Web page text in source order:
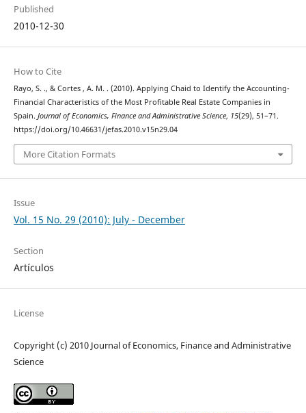
Published
2010-12-30
How to Cite
Rayo, S. ., & Cortes , A. M. . (2010). Applying Chaid to Identify the Accounting-
Financial Characteristics of the Most Profitable Real Estate Companies in
Spain. Journal of Economics, Finance and Administrative Science, 15(29), 51–71.
https://doi.org/10.46631/jefas.2010.v15n29.04
More Citation Formats
Issue
Vol. 15 No. 29 (2010): July - December
Section
Artículos
License
Copyright (c) 2010 Journal of Economics, Finance and Administrative
Science